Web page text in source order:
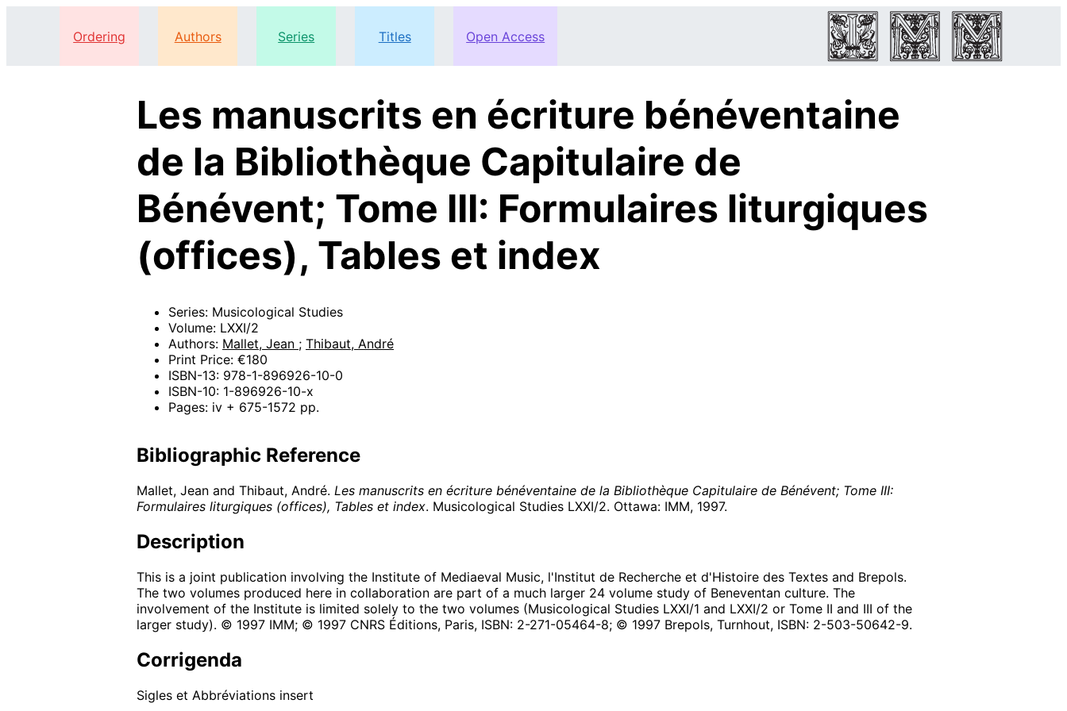
Ordering Authors Series Titles Open Access
Les manuscrits en écriture bénéventaine
de la Bibliothèque Capitulaire de
Bénévent; Tome III: Formulaires liturgiques
(offices), Tables et index
Series: Musicological Studies
Volume: LXXI/2
Authors: Mallet, Jean ; Thibaut, André
Print Price: €180
ISBN-13: 978-1-896926-10-0
ISBN-10: 1-896926-10-x
Pages: iv + 675-1572 pp.
Bibliographic Reference
Mallet, Jean and Thibaut, André. Les manuscrits en écriture bénéventaine de la Bibliothèque Capitulaire de Bénévent; Tome III:
Formulaires liturgiques (offices), Tables et index. Musicological Studies LXXI/2. Ottawa: IMM, 1997.
Description
This is a joint publication involving the Institute of Mediaeval Music, l'Institut de Recherche et d'Histoire des Textes and Brepols.
The two volumes produced here in collaboration are part of a much larger 24 volume study of Beneventan culture. The
involvement of the Institute is limited solely to the two volumes (Musicological Studies LXXI/1 and LXXI/2 or Tome II and III of the
larger study). © 1997 IMM; © 1997 CNRS Éditions, Paris, ISBN: 2-271-05464-8; © 1997 Brepols, Turnhout, ISBN: 2-503-50642-9.
Corrigenda
Sigles et Abbréviations insert